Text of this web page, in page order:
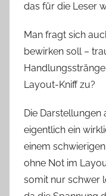
das für die Leser
Man fragt sich
bewirken soll –
Layout-Kniff zu?
Die Darstellungen
eigentlich ein
einem
ohne Not im
somit nur schwer